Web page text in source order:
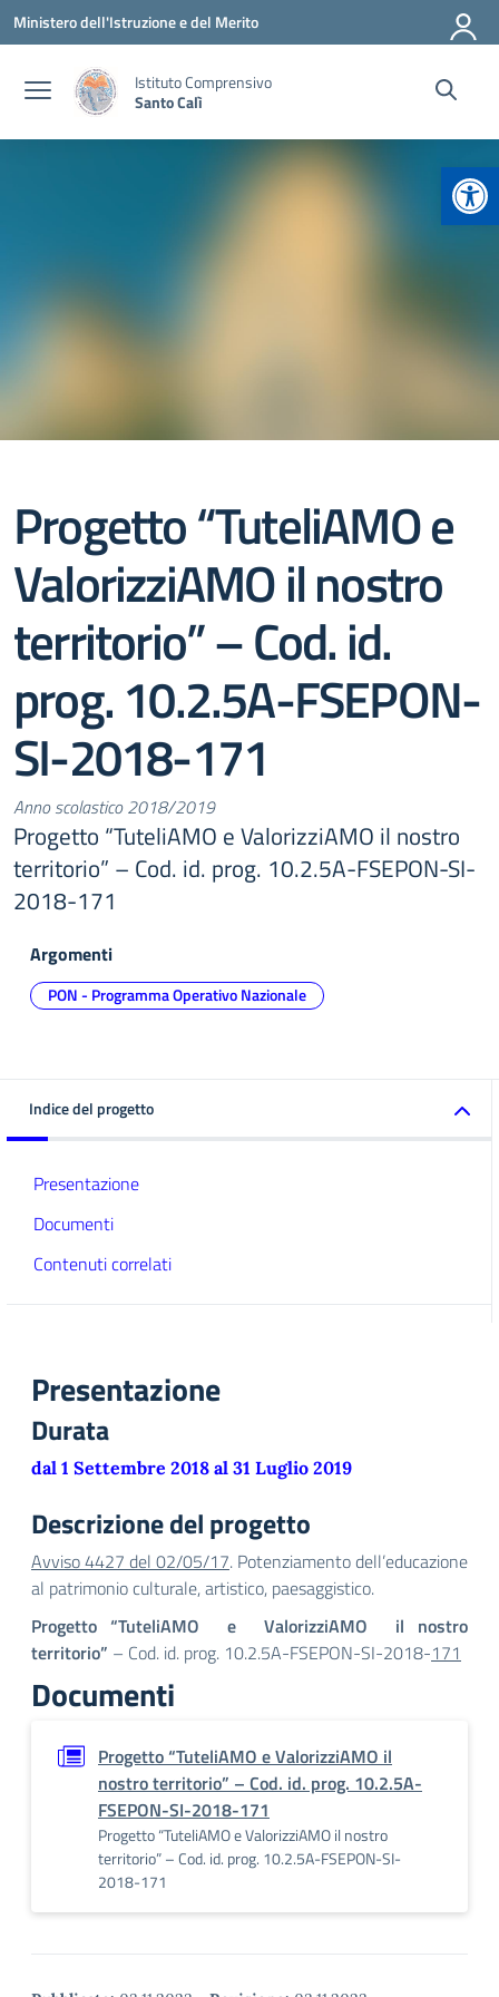
Vai ai contenuti
Vai al menu di navigazione
Vai al footer
Ministero dell'Istruzione e del Merito
Istituto Comprensivo
Santo Calì
Progetto “TuteliAMO e
ValorizziAMO il nostro
territorio” – Cod. id.
prog. 10.2.5A-FSEPON-
SI-2018-171
Anno scolastico 2018/2019
Progetto “TuteliAMO e ValorizziAMO il nostro
territorio” – Cod. id. prog. 10.2.5A-FSEPON-SI-
2018-171
Argomenti
PON - Programma Operativo Nazionale
Indice del progetto
Presentazione
Documenti
Contenuti correlati
Presentazione
Durata
dal 1 Settembre 2018 al 31 Luglio 2019
Descrizione del progetto
Avviso 4427 del 02/05/17. Potenziamento dell’educazione
al patrimonio culturale, artistico, paesaggistico.
Progetto “TuteliAMO e ValorizziAMO il nostro
territorio” – Cod. id. prog. 10.2.5A-FSEPON-SI-2018-171
Documenti
Progetto “TuteliAMO e ValorizziAMO il
nostro territorio” – Cod. id. prog. 10.2.5A-
FSEPON-SI-2018-171
Progetto “TuteliAMO e ValorizziAMO il nostro
territorio” – Cod. id. prog. 10.2.5A-FSEPON-SI-
2018-171